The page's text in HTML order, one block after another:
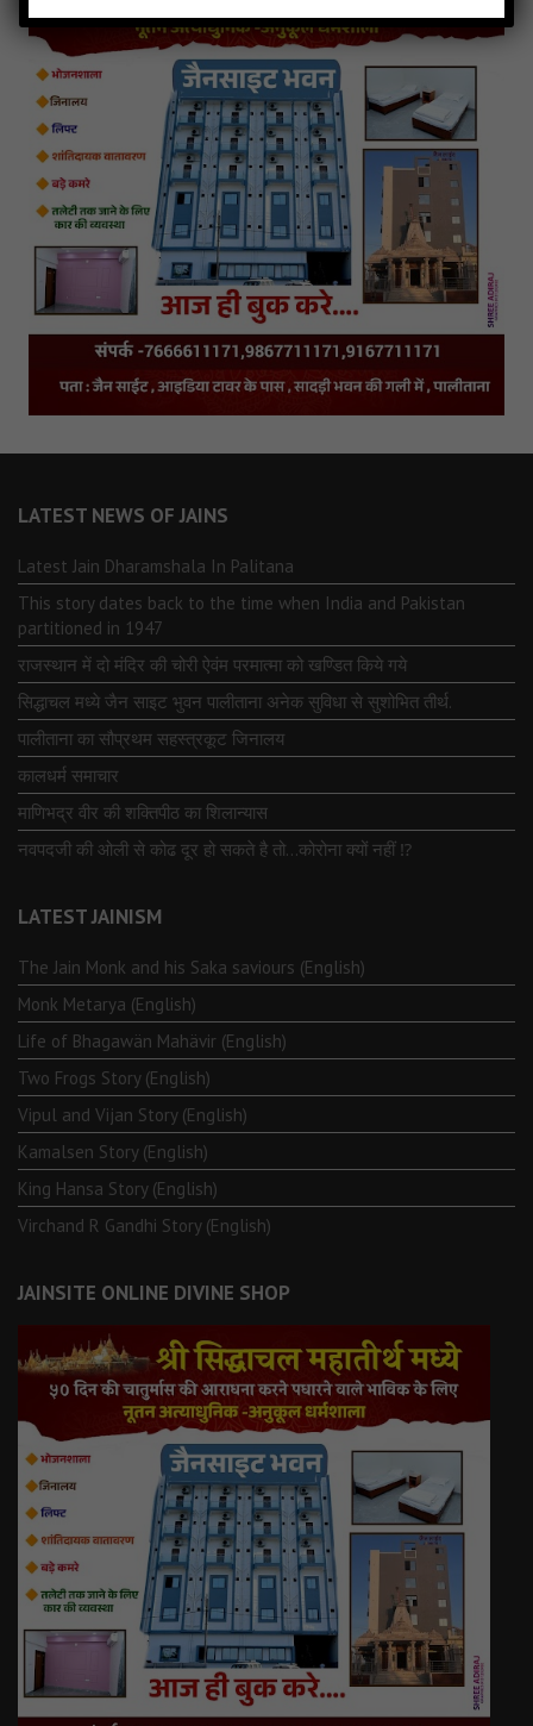
LATEST NEWS OF JAINS
Latest Jain Dharamshala In Palitana
This story dates back to the time when India and Pakistan
partitioned in 1947
राजस्थान में दो मंदिर की चोरी ऐवंम परमात्मा को खण्डित किये गये
सिद्धाचल मध्ये जैन साइट भुवन पालीताना अनेक सुविधा से सुशोभित तीर्थ.
पालीताना का सौप्रथम सहस्त्रकूट जिनालय
कालधर्म समाचार
माणिभद्र वीर की शक्तिपीठ का शिलान्यास
नवपदजी की ओली से कोढ दूर हो सकते है तो…कोरोना क्यों नहीं ⁉️
LATEST JAINISM
The Jain Monk and his Saka saviours (English)
Monk Metarya (English)
Life of Bhagawän Mahävir (English)
Two Frogs Story (English)
Vipul and Vijan Story (English)
Kamalsen Story (English)
King Hansa Story (English)
Virchand R Gandhi Story (English)
JAINSITE ONLINE DIVINE SHOP